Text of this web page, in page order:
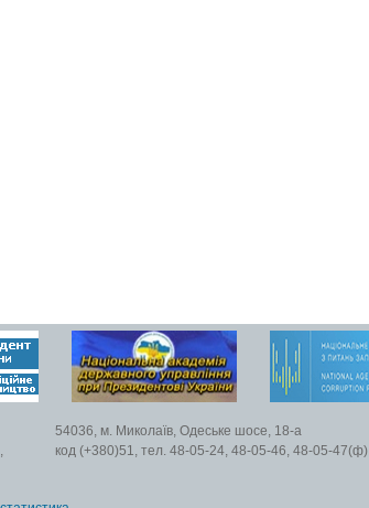
,
54036, м. Миколаїв, Одеське шосе, 18-а
код (+380)51, тел. 48-05-24, 48-05-46, 48-05-47(ф)